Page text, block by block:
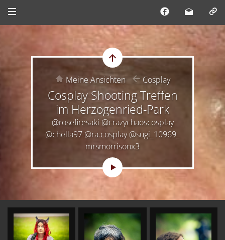
Meine Ansichten Cosplay
Cosplay Shooting Treffen
im Herzogenried-Park
@rosefiresaki @crazychaoscosplay
@chella97 @ra.cosplay @sugi_10969_
mrsmorrisonx3